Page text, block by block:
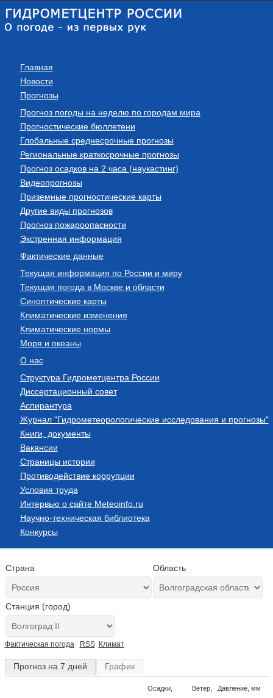
Главная
Новости
Прогнозы
Прогноз погоды на неделю по городам мира
Прогностические бюллетени
Глобальные среднесрочные прогнозы
Региональные краткосрочные прогнозы
Прогноз осадков на 2 часа (наукастинг)
Видеопрогнозы
Приземные прогностические карты
Другие виды прогнозов
Прогноз пожароопасности
Экстренная информация
Фактические данные
Текущая информация по России и миру
Текущая погода в Москве и области
Синоптические карты
Климатические изменения
Климатические нормы
Моря и океаны
О нас
Структура Гидрометцентра России
Диссертационный совет
Аспирантура
Журнал "Гидрометеорологические исследования и прогнозы"
Книги, документы
Вакансии
Страницы истории
Противодействие коррупции
Условия труда
Интервью о сайте Meteoinfo.ru
Научно-техническая библиотека
Конкурсы
Страна Область
Станция (город)
Фактическая погода RSS Климат
Прогноз на 7 дней График
Осадки,
Ветер,
Давление, мм